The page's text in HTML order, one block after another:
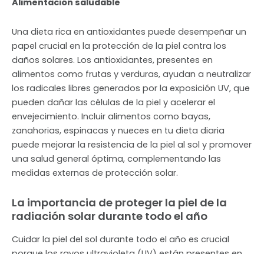
Alimentación saludable
Una dieta rica en antioxidantes puede desempeñar un
papel crucial en la protección de la piel contra los
daños solares. Los antioxidantes, presentes en
alimentos como frutas y verduras, ayudan a neutralizar
los radicales libres generados por la exposición UV, que
pueden dañar las células de la piel y acelerar el
envejecimiento. Incluir alimentos como bayas,
zanahorias, espinacas y nueces en tu dieta diaria
puede mejorar la resistencia de la piel al sol y promover
una salud general óptima, complementando las
medidas externas de protección solar.
La importancia de proteger la piel de la
radiación solar durante todo el año
Cuidar la piel del sol durante todo el año es crucial